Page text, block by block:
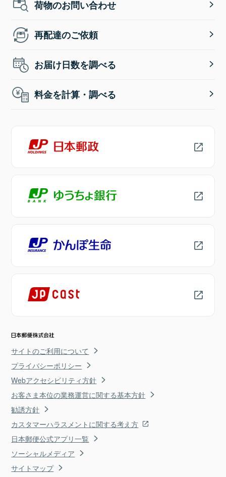
荷物のお問い合わせ
再配達のご依頼
お届け日数を調べる
料金を計算・調べる
サイトのご利用について
プライバシーポリシー
Webアクセシビリティ方針
お客さま本位の業務運営に関する基本方針
勧誘方針
カスタマーハラスメントに関する考え方
日本郵便公式アプリ一覧
ソーシャルメディア
サイトマップ